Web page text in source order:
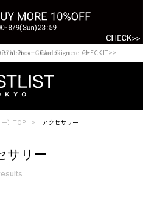
Visit our Global Site here. >>
Present Campaign CHECK IT>>
）TOP アクセサリー
サリー